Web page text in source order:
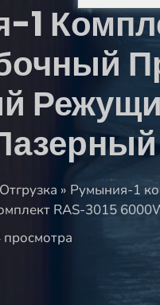
1
Отгрузка » Румыния-1
RAS-3015
просмотра